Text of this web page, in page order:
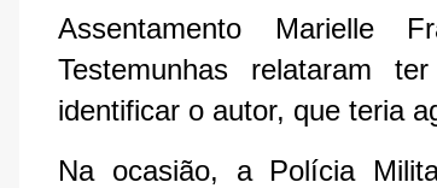
Assentamento Marielle
Testemunhas relataram
identificar o autor, que teria
Na ocasião, a Polícia